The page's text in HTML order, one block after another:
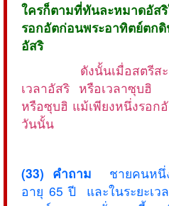
ใครก็ตามที่ทันละหมาดอัส
รอกอัตก่อนพระอาทิตย์ต
อัสริ
ดังนั้นเมื่อสตรีส
เวลาอัสริ หรือเวลาซุบฮิ
หรือซุบฮิ แม้เพียงหนึ่งรอก
วันนั้น
(33) คำถาม ชายคนหนึ่
อายุ 65 ปี และในระยะเว